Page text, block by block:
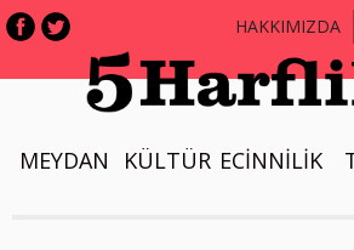
HAKKIMIZDA
MEYDAN KÜLTÜR ECİNNİLİK